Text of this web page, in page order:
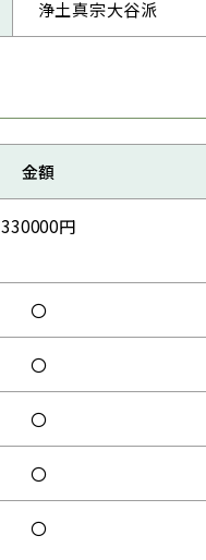
浄土真宗大谷派
金額
330000円
〇
〇
〇
〇
〇